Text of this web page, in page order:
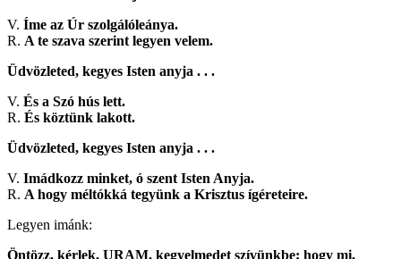
V. Íme az Úr szolgálóleánya.
R. A te szava szerint legyen velem.
Üdvözleted, kegyes Isten anyja . . .
V. És a Szó hús lett.
R. És köztünk lakott.
Üdvözleted, kegyes Isten anyja . . .
V. Imádkozz minket, ó szent Isten Anyja.
R. A hogy méltókká tegyünk a Krisztus ígéreteire.
Legyen imánk:
Öntözz, kérlek, URAM, kegyelmedet szívünkbe; hogy mi,